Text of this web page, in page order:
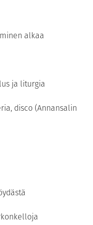
alkaa
ja liturgia
disco (Annansalin